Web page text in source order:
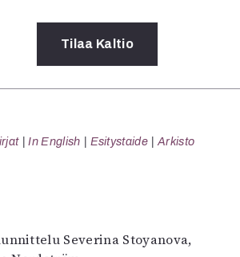
Tilaa Kaltio
In English Esitystaide Arkisto
Severina Stoyanova,